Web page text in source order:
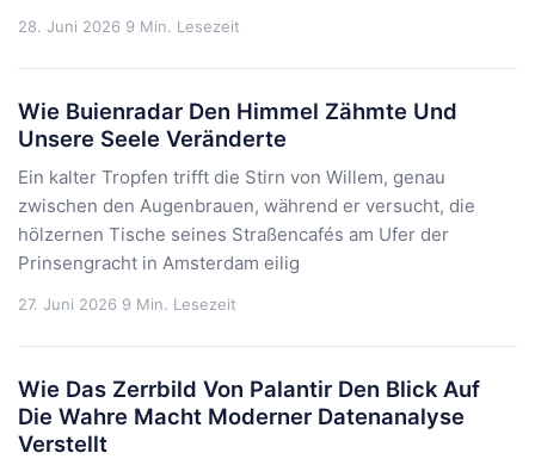
28. Juni 2026 9 Min. Lesezeit
Wie Buienradar Den Himmel Zähmte Und
Unsere Seele Veränderte
Ein kalter Tropfen trifft die Stirn von Willem, genau
zwischen den Augenbrauen, während er versucht, die
hölzernen Tische seines Straßencafés am Ufer der
Prinsengracht in Amsterdam eilig
27. Juni 2026 9 Min. Lesezeit
Wie Das Zerrbild Von Palantir Den Blick Auf
Die Wahre Macht Moderner Datenanalyse
Verstellt